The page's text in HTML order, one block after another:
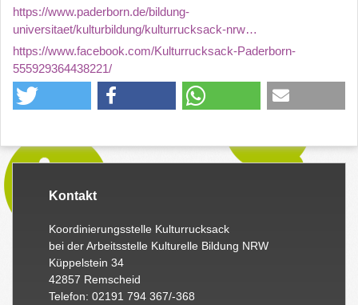
https://www.paderborn.de/bildung-
universitaet/kulturbildung/kulturrucksack-nrw…
https://www.facebook.com/Kulturrucksack-Paderborn-
555929364438221/
Kontakt
Koordinierungsstelle Kulturrucksack
bei der Arbeitsstelle Kulturelle Bildung NRW
Küppelstein 34
42857 Remscheid
Telefon: 02191 794 367/-368